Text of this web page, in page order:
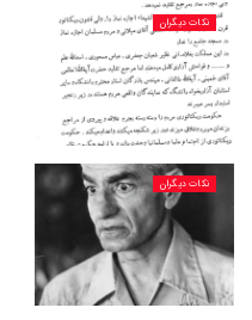
نکات دیگران
نکات دیگران